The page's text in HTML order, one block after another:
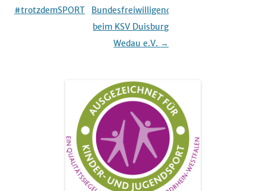
#trotzdemSPORT
Bundesfreiwilligendienst
beim KSV Duisburg
Wedau e.V. →